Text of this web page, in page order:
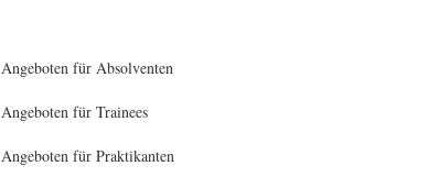
Angeboten für Absolventen
Angeboten für Trainees
Angeboten für Praktikanten